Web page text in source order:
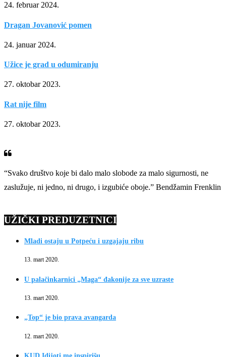
24. februar 2024.
Dragan Jovanović pomen
24. januar 2024.
Užice je grad u odumiranju
27. oktobar 2023.
Rat nije film
27. oktobar 2023.
“Svako društvo koje bi dalo malo slobode za malo sigurnosti, ne
zaslužuje, ni jedno, ni drugo, i izgubiće oboje.” Bendžamin Frenklin
UŽIČKI PREDUZETNICI
Mladi ostaju u Potpeću i uzgajaju ribu
13. mart 2020.
U palačinkarnici „Maga“ đakonije za sve uzraste
13. mart 2020.
„Top“ je bio prava avangarda
12. mart 2020.